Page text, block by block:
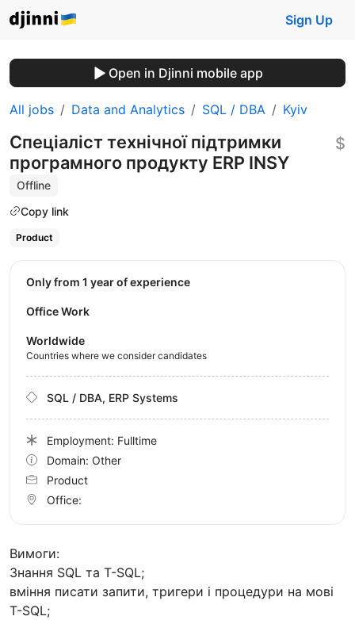
Sign Up
Open in Djinni mobile app
All jobs Data and Analytics SQL / DBA Kyiv
Спеціаліст технічної підтримки
програмного продукту ERP INSY
Offline
Copy link
$
Product
Вимоги:
Знання SQL та T-SQL;
вміння писати запити, тригери і процедури на мові
T-SQL;
Only from 1 year of experience
Office Work
Worldwide
Countries where we consider candidates
SQL / DBA, ERP Systems
Employment: Fulltime
Domain: Other
Product
Office: